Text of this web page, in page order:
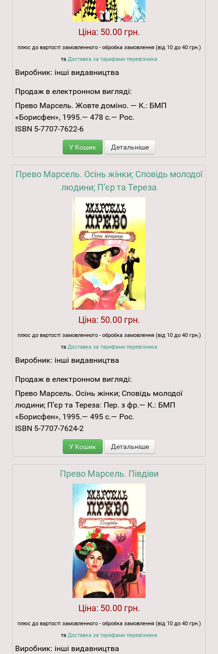
Ціна: 50.00 грн.
плюс до вартості замовленного - обробка замовлення (від 10 до 40 грн.)
та Доставка за тарифами перевізника
Виробник: інші видавництва
Продаж в електронном вигляді:
Прево Марсель. Жовте доміно. — К.: БМП
«Борисфен», 1995.— 478 с.— Рос.
ISBN 5-7707-7622-6
У Кошик Детальніше
Прево Марсель. Осінь жінки; Сповідь молодої
людини; П’єр та Тереза
Ціна: 50.00 грн.
плюс до вартості замовленного - обробка замовлення (від 10 до 40 грн.)
та Доставка за тарифами перевізника
Виробник: інші видавництва
Продаж в електронном вигляді:
Прево Марсель. Осінь жінки; Сповідь молодої
людини; П’єр та Тереза: Пер. з фр.— К.: БМП
«Борисфен», 1995.— 495 с.— Рос.
ISBN 5-7707-7624-2
У Кошик Детальніше
Прево Марсель. Півдіви
Ціна: 50.00 грн.
плюс до вартості замовленного - обробка замовлення (від 10 до 40 грн.)
та Доставка за тарифами перевізника
Виробник: інші видавництва